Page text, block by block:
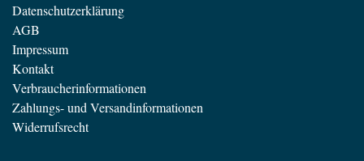
Datenschutzerklärung
AGB
Impressum
Kontakt
Verbraucherinformationen
Zahlungs- und Versandinformationen
Widerrufsrecht